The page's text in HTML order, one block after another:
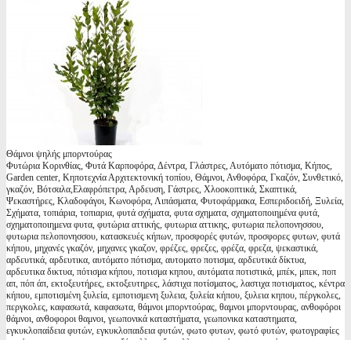
Θάμνοι ψηλής μπορντούρας
Φυτώρια Κορινθίας, Φυτά Καρποφόρα, Δέντρα, Γλάστρες, Αυτόματο πότισμα, Κήπος,
Garden center, Κηποτεχνία Αρχιτεκτονική τοπίου, Θάμνοι, Ανθοφόρα, Γκαζόν, Συνθετικό,
γκαζόν, Βότσαλα,Ελαφρόπετρα, Αρδευση, Γάστρες, Χλοοκοπτικά, Σκαπτικά,
Ψεκαστήρες, Κλαδοφάγοι, Κωνοφόρα, Λιπάσματα, Φυτοφάρμακα, Εσπεριδοειδή, Ξυλεία,
Σχήματα, τοπιάρια, τοπιαρια, φυτά σχήματα, φυτα σχηματα, σχηματοποιημένα φυτά,
σχηματοποιημενα φυτα, φυτώρια αττικής, φυτωρια αττικης, φυτωρια πελοπονησσου,
φυτωρια πελοπονησσου, κατασκευές κήπων, προσφορές φυτών, προσφορες φυτων, φυτά
κήπου, μηχανές γκαζόν, μηχανες γκαζον, φρέζες, φρεζες, φρέζα, φρεζα, ψεκαστικά,
αρδευτικά, αρδευτικα, αυτόματο πότισμα, αυτοματο ποτισμα, αρδευτικά δίκτυα,
αρδευτικα δικτυα, πότισμα κήπου, ποτισμα κηπου, αυτόματα ποτιστικά, μπέκ, μπεκ, ποπ
απ, πόπ άπ, εκτοξευτήρες, εκτοξευτηρες, λάστιχα ποτίσματος, λαστιχα ποτισματος, κέντρα
κήπου, εμποτισμένη ξυλεία, εμποτισμενη ξυλεια, ξυλεία κήπου, ξυλεια κηπου, πέργκολες,
περγκολες, καφασωτά, καφασωτα, θάμνοι μπορντούρας, θαμνοι μπορντουρας, ανθοφόροι
θάμνοι, ανθοφοροι θαμνοι, γεωπονικά καταστήματα, γεωπονικα καταστηματα,
εγκυκλοπαίδεια φυτών, εγκυκλοπαιδεια φυτών, φωτο φυτων, φωτό φυτών, φωτογραφίες